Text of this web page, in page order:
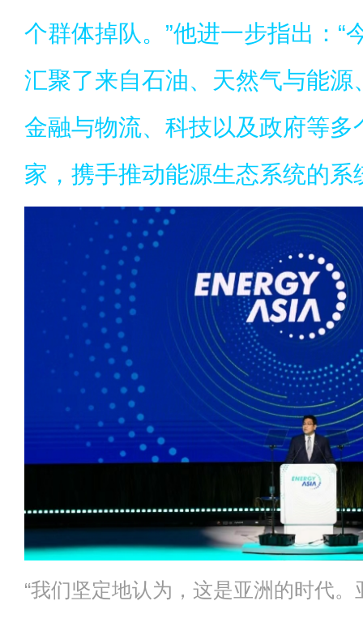
个群体掉队。”他进一步指出：“
汇聚了来自石油、天然气与能源
金融与物流、科技以及政府等多
家，携手推动能源生态系统的系
“我们坚定地认为，这是亚洲的时代